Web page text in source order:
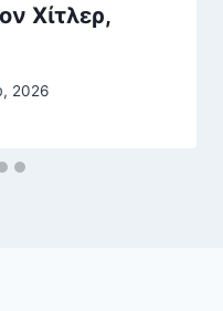
Χίτλερ,
2026